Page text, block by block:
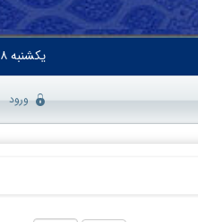
یکشنبه۱۸
ورود